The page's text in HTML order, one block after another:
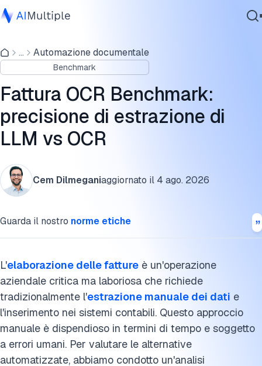
IA Agente
Sicurezza Informatica
Dati
Software Aziendale
Servizi
Contattaci
... Automazione documentale
Benchmark
Fattura OCR Benchmark:
precisione di estrazione di
LLM vs OCR
Cem Dilmeganiaggiornato il 4 ago. 2026
Guarda il nostro norme etiche
L'elaborazione delle fatture è un'operazione
aziendale critica ma laboriosa che richiede
tradizionalmente l'estrazione manuale dei dati e
l'inserimento nei sistemi contabili. Questo approccio
manuale è dispendioso in termini di tempo e soggetto
a errori umani. Per valutare le alternative
automatizzate, abbiamo condotto un'analisi
Metodologia
Che cos'è l'OCR per fatture?
Come funzionano gli strumenti OCR per fatture?
Come scegliere il fornitore di elaborazione delle fatture?
Cita questo benchmark